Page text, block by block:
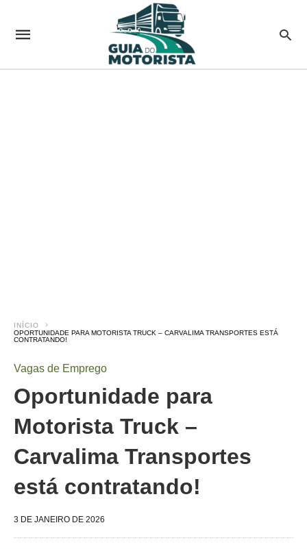
INÍCIO
OPORTUNIDADE PARA MOTORISTA TRUCK – CARVALIMA TRANSPORTES ESTÁ
CONTRATANDO!
Vagas de Emprego
Oportunidade para
Motorista Truck –
Carvalima Transportes
está contratando!
3 DE JANEIRO DE 2026